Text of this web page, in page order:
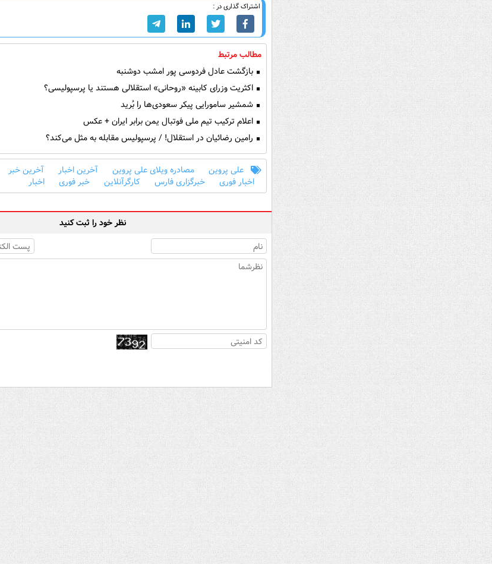
اشتراک گذاری در :
مطالب مرتبط
بازگشت عادل فردوسی پور امشب دوشنبه
اکثریت وزرای کابینه «روحانی» استقلالی هستند یا پرسپولیسی؟
شمشیر سامورایی پیکر سعودی‌ها را بُرید
اعلام ترکیب تیم ملی فوتبال یمن برابر ایران + عکس
رامین رضائیان در استقلال! / پرسپولیس مقابله به مثل می‌کند؟
علی پروین مصادره ویلای علی پروین آخرین اخبار آخرین خبر
اخبار فوری
خبرگزاری فارس کارگرآنلاین خبر فوری اخبار
نظر خود را ثبت کنید